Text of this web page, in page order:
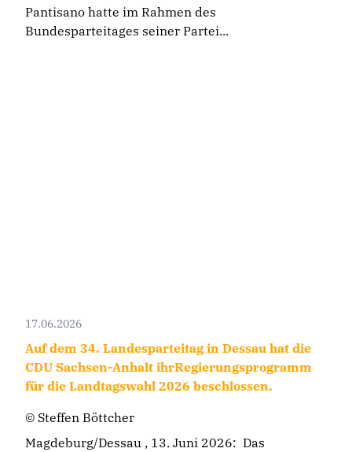
Pantisano hatte im Rahmen des
Bundesparteitages seiner Partei...
17.06.2026
Auf dem 34. Landesparteitag in Dessau hat die
CDU Sachsen-Anhalt ihrRegierungsprogramm
für die Landtagswahl 2026 beschlossen.
© Steffen Böttcher
Magdeburg/Dessau , 13. Juni 2026: Das